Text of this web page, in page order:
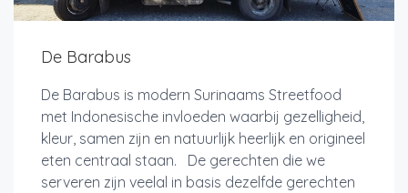
De Barabus
De Barabus is modern Surinaams Streetfood
met Indonesische invloeden waarbij gezelligheid,
kleur, samen zijn en natuurlijk heerlijk en origineel
eten centraal staan. De gerechten die we
serveren zijn veelal in basis dezelfde gerechten